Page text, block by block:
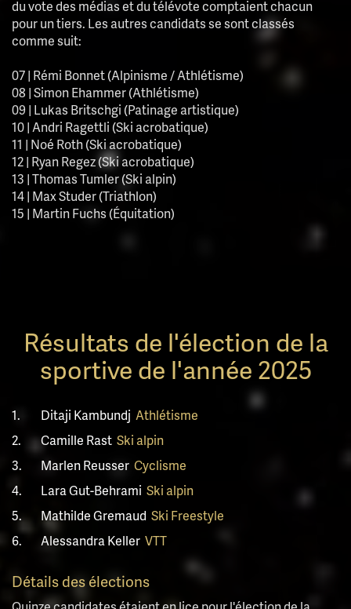
du vote des médias et du télévote comptaient chacun
pour un tiers. Les autres candidats se sont classés
comme suit:
07 | Rémi Bonnet (Alpinisme / Athlétisme)
08 | Simon Ehammer (Athlétisme)
09 | Lukas Britschgi (Patinage artistique)
10 | Andri Ragettli (Ski acrobatique)
11 | Noé Roth (Ski acrobatique)
12 | Ryan Regez (Ski acrobatique)
13 | Thomas Tumler (Ski alpin)
14 | Max Studer (Triathlon)
15 | Martin Fuchs (Équitation)
Résultats de l'élection de la
sportive de l'année 2025
1. Ditaji Kambundj Athlétisme
2.
Camille Rast Ski alpin
3.
Marlen Reusser Cyclisme
4.
Lara Gut-Behrami Ski alpin
5.
Mathilde Gremaud Ski Freestyle
6.
Alessandra Keller VTT
Détails des élections